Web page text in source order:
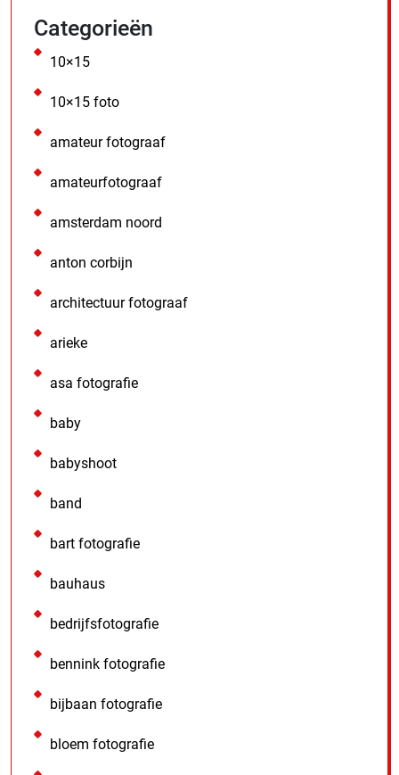
Categorieën
10×15
10×15 foto
amateur fotograaf
amateurfotograaf
amsterdam noord
anton corbijn
architectuur fotograaf
arieke
asa fotografie
baby
babyshoot
band
bart fotografie
bauhaus
bedrijfsfotografie
bennink fotografie
bijbaan fotografie
bloem fotografie